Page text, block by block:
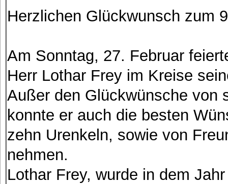
Herzlichen Glückwunsch zum
Am Sonntag, 27. Februar
Herr Lothar Frey im Kreise
Außer den Glückwünsche von
konnte er auch die besten
zehn Urenkeln, sowie von
nehmen.
Lothar Frey, wurde in dem